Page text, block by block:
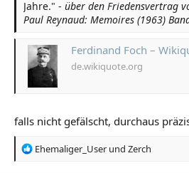
Jahre." - über den Friedensvertrag
Paul Reynaud: Memoires (1963)
Ferdinand Foch –
de.wikiquote.org
falls nicht gefälscht, durchaus
R
Ehemaliger_User und Zerch